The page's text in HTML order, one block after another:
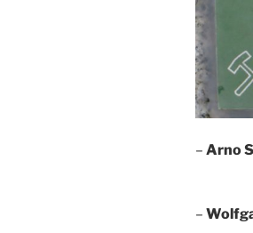
– Arno
–